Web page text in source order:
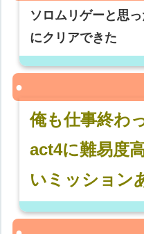
ソロムリゲーと思
にクリアできた
俺も仕事終わ
act4に難易度
いミッション